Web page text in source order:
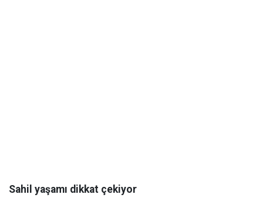
Sahil yaşamı dikkat çekiyor